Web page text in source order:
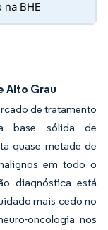
BHE
Alto Grau
de tratamento
base sólida de
quase metade de
em todo o
diagnóstica está
mais cedo no
oncologia nos